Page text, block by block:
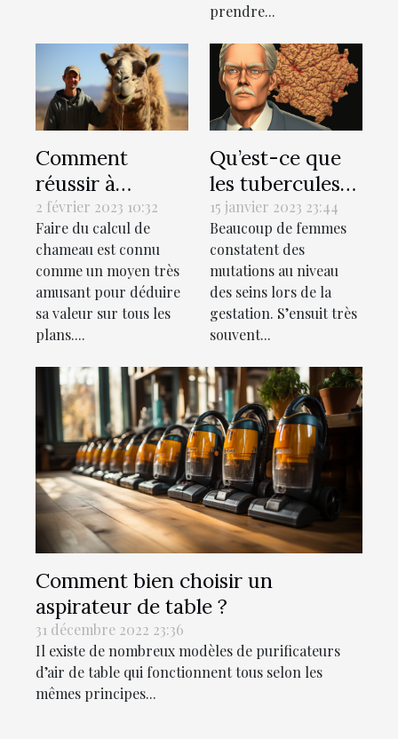
prendre...
Comment
réussir à
estimer votre
valeur en
chameaux ?
2 février 2023 10:32
Faire du calcul de
chameau est connu
comme un moyen très
amusant pour déduire
sa valeur sur tous les
plans....
Qu’est-ce que
les tubercules
ou les glandes
de
Montgomery ?
15 janvier 2023 23:44
Beaucoup de femmes
constatent des
mutations au niveau
des seins lors de la
gestation. S’ensuit très
souvent...
Comment bien choisir un
aspirateur de table ?
31 décembre 2022 23:36
Il existe de nombreux modèles de purificateurs
d’air de table qui fonctionnent tous selon les
mêmes principes...